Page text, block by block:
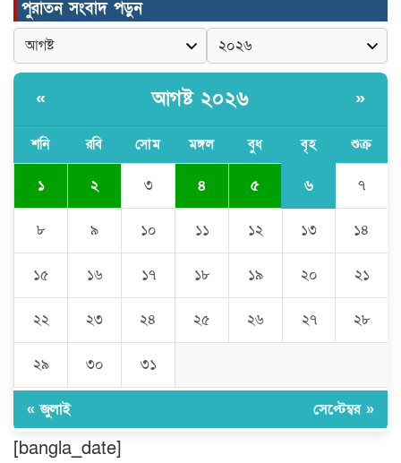
মুন্সীগঞ্জের টংগীবাড়ীতে ৭ ফুট ৬ ইঞ্চি উচ্চতার
গাঁজা গাছের পরিচর্যাকারী গ্রেপ্তার।
ঘণ্টার পর ঘণ্টা বিদ্যুৎহীন মৌলভীবাজার:
বিশ্বনাথে ‘প্রবাসী ওয়েলফেয়ার
এসোসিয়েশন’র পক্ষ থেকে নগদ অর্থ বিতরণ
মন্ত্রীর নাম ভাঙিয়ে তদবির বাণিজ্য মোংলায়
ফেন্সিডিল ও ৩২ হাজার টাকা উদ্ধার, আটক ১
পুরাতন সংবাদ পড়ুন
« আগষ্ট ২০২৬ »
শনি রবি সোম মঙ্গল বুধ বৃহ শুক্র
১ ২ ৩ ৪ ৫ ৬ ৭
৮ ৯ ১০ ১১ ১২ ১৩ ১৪
১৫ ১৬ ১৭ ১৮ ১৯ ২০ ২১
২২ ২৩ ২৪ ২৫ ২৬ ২৭ ২৮
২৯ ৩০ ৩১
« জুলাই সেপ্টেম্বর »
[bangla_date]